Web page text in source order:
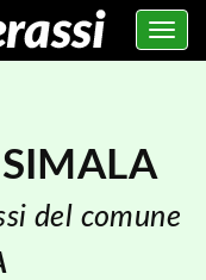
Toggle
del comune